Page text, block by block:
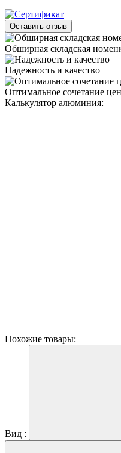
Оставить отзыв
Обширная складская
Надежность и качество
Оптимальное сочетание
Калькулятор алюминия:
Похожие товары:
Вид :